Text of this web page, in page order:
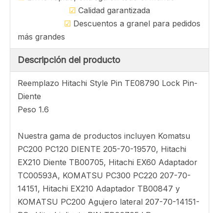
Nuestra ventaja
☑Precio pagable
☑
☑Envío rápido, entrega en todo el mundo
☑Calidad garantizada
☑ Descuentos a granel para pedidos
más grandes
Descripción del producto